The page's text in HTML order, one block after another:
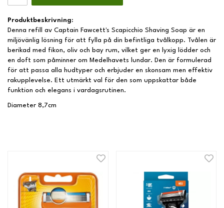
Produktbeskrivning:
Denna refill av Captain Fawcett's Scapicchio Shaving Soap är en
miljövänlig lösning för att fylla på din befintliga tvålkopp. Tvålen är
berikad med fikon, oliv och bay rum, vilket ger en lyxig lödder och
en doft som påminner om Medelhavets lundar. Den är formulerad
för att passa alla hudtyper och erbjuder en skonsam men effektiv
rakupplevelse. Ett utmärkt val för den som uppskattar både
funktion och elegans i vardagsrutinen.
Diameter 8,7cm